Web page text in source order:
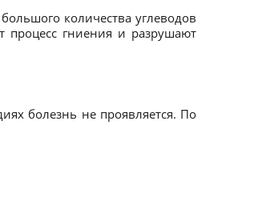
количества углеводов
процесс гниения и разрушают
болезнь не проявляется. По